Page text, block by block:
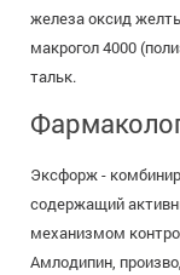
железа оксид
макрогол 4000
тальк.
Эксфорж -
содержащий
механизмом
Амлодипин,